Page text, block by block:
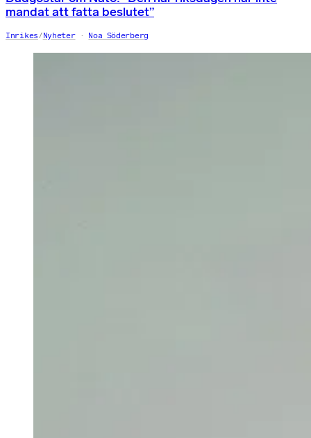
mandat att fatta beslutet”
Inrikes/Nyheter Noa Söderberg